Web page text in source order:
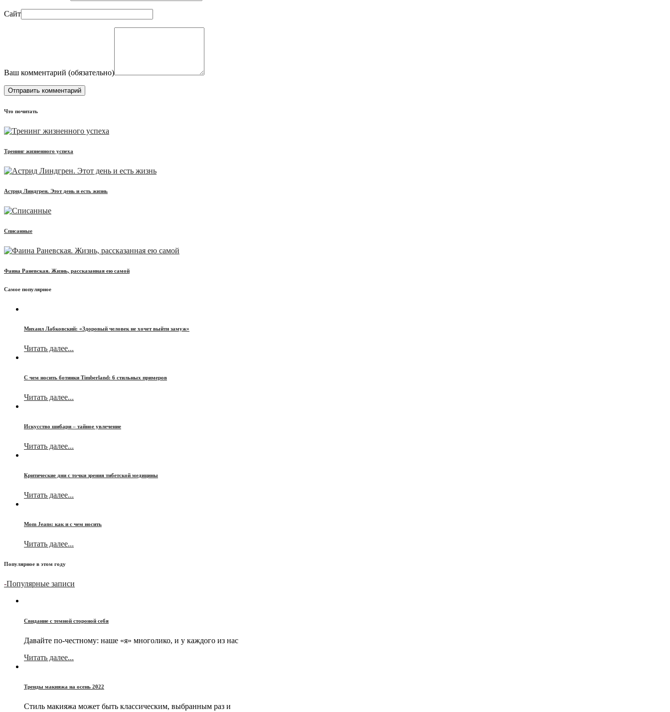
Сайт
Ваш комментарий (обязательно)
Что почитать
Тренинг жизненного успеха
Астрид Линдгрен. Этот день и есть жизнь
Списанные
Фаина Раневская. Жизнь, рассказанная ею самой
Самое популярное
Михаил Лабковский: «Здоровый человек не хочет выйти замуж»
Читать далее...
С чем носить ботинки Timberland: 6 стильных примеров
Читать далее...
Искусство шибари – тайное увлечение
Читать далее...
Критические дни с точки зрения тибетской медицины
Читать далее...
Mom Jeans: как и с чем носить
Читать далее...
Популярное в этом году
-Популярные записи
Свидание с темной стороной себя
Давайте по-честному: наше «я» многолико, и у каждого из нас
Читать далее...
Тренды макияжа на осень 2022
Стиль макияжа может быть классическим, выбранным раз и